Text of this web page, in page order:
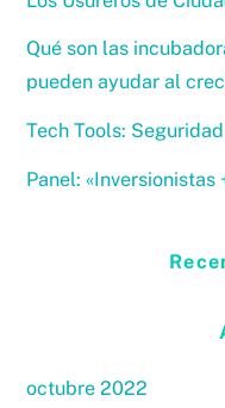
Qué son las
pueden ayudar al
Tech Tools:
Panel:
octubre 2022